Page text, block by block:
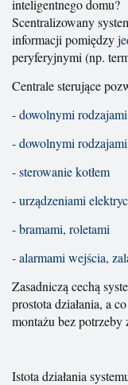
inteligentnego domu?
Scentralizowany
informacji pomiędzy
peryferyjnymi (np.
Centrale sterujące
-dowolnymi
-dowolnymi
-sterowanie kotłem
-urządzeniami
-bramami, roletami
-alarmami wejścia,
Zasadniczą cechą
prostota działania, a
montażu bez potrzeby
Istota działania